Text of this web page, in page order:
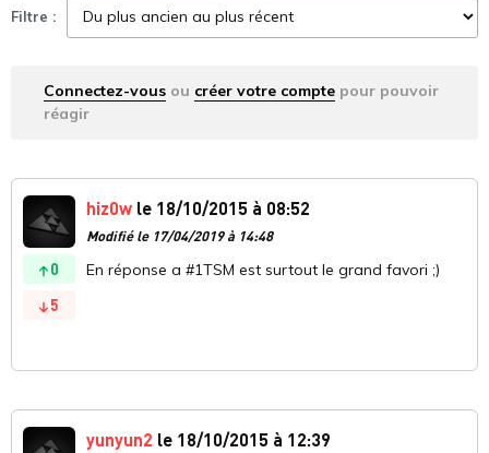
Filtre :
Connectez-vous ou créer votre compte pour pouvoir
réagir
0
5
hiz0w le 18/10/2015 à 08:52
Modifié le 17/04/2019 à 14:48
En réponse a #1TSM est surtout le grand favori ;)
yunyun2 le 18/10/2015 à 12:39